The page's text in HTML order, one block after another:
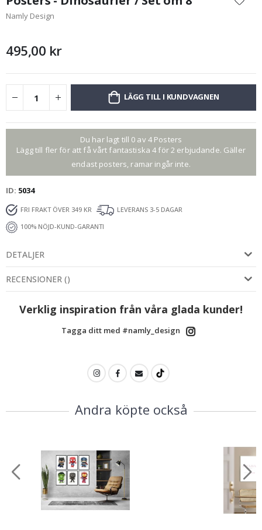
början
av
Namly Design
495,00 kr
LÄGG TILL I KUNDVAGNEN
Du har lagt till 0 av 4 Posters
Lägg till fler för att få vårt fantastiska 4 för 2 erbjudande. Gäller
endast posters, ramar ingår inte.
ID 5034
FRI FRAKT ÖVER 349 KR
LEVERANS 3-5 DAGAR
100% NÖJD-KUND-GARANTI
DETALJER
RECENSIONER ()
Verklig inspiration från våra glada kunder!
Tagga ditt med #namly_design
Andra köpte också